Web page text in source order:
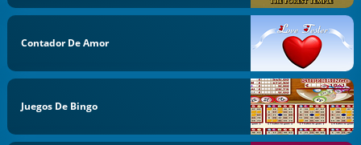
Contador De Amor
Juegos De Bingo